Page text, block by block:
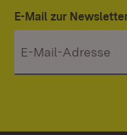
E-Mail zur